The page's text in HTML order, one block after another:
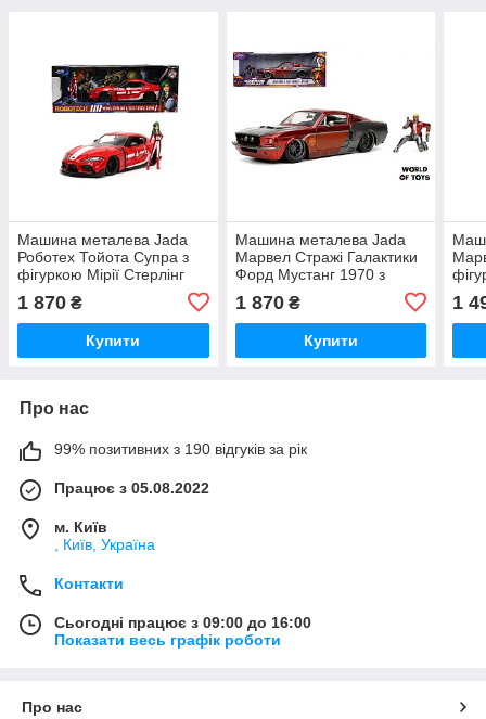
Машина металева Jada
Роботех Тойота Супра з
фігуркою Мірії Стерлінг
1 870 ₴
Купити
Машина металева Jada
Марвел Стражі Галактики
Форд Мустанг 1970 з
фігуркою Зоряного лорда
1:24 (253225019)
1 870₴
Купити
1
Про нас
99% позитивних з 190 відгуків за рік
Працює з 05.08.2022
м. Київ
, Київ, Україна
Контакти
Сьогодні працює з 09:00 до 16:00
Показати весь графік роботи
Про нас